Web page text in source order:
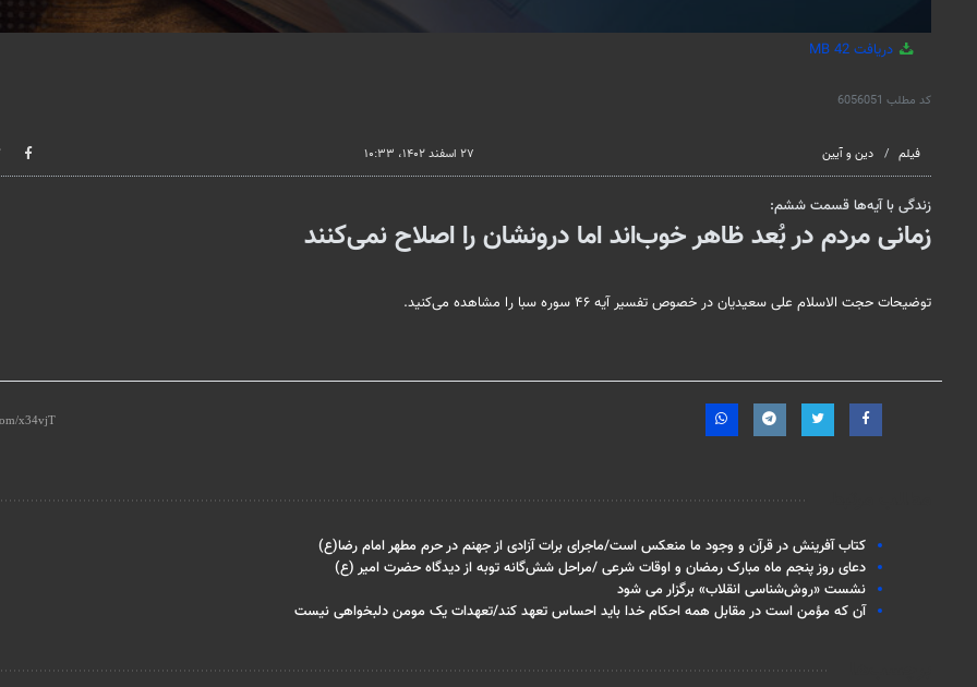
دریافت 42 MB
کد مطلب 6056051
فیلم دین و آیین ۲۷ اسفند ۱۴۰۲، ۱۰:۳۳
زندگی با آیه‌ها قسمت ششم:
زمانی مردم در بُعد ظاهر خوب‌اند اما درونشان را اصلاح نمی‌کنند
توضیحات حجت الاسلام علی سعیدیان در خصوص تفسیر آیه ۴۶ سوره سبا را مشاهده می‌کنید.
کتاب آفرینش در قرآن و وجود ما منعکس است/ماجرای برات آزادی از جهنم در حرم مطهر امام رضا(ع)
دعای روز پنجم ماه مبارک رمضان و اوقات شرعی /مراحل شش‌گانه توبه از دیدگاه حضرت امیر (ع)
نشست «روش‌شناسی انقلاب» برگزار می شود
آن‌ که مؤمن است در مقابل همه احکام خدا باید احساس تعهد کند/تعهدات یک مومن دلبخواهی نیست